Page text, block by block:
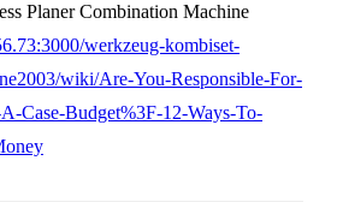
Planer Combination Machine
werkzeug-kombiset-
wiki/Are-You-Responsible-For-
Case-Budget%3F-12-Ways-To-